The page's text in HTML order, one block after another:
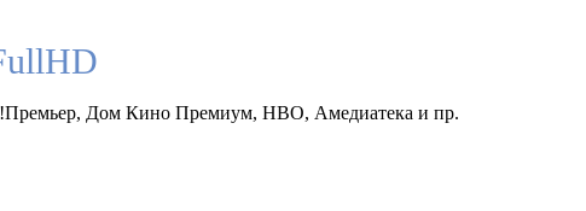
Дом Кино Премиум, HBO, Амедиатека и пр.